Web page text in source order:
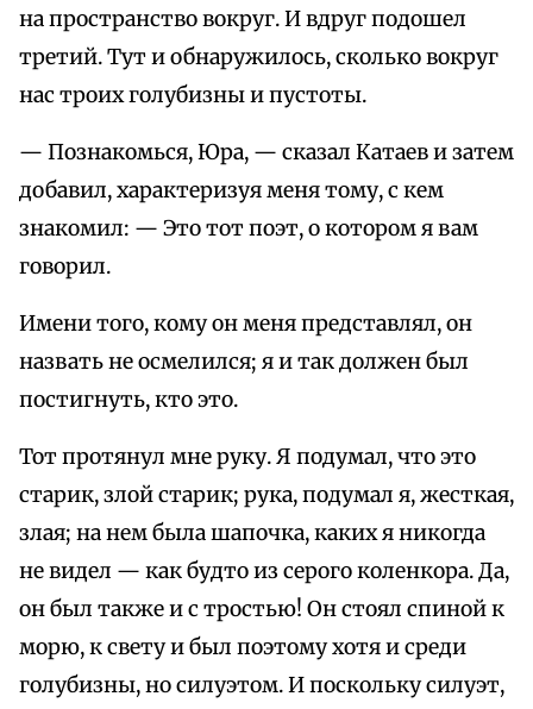
на пространство вокруг. И вдруг подошел
третий. Тут и обнаружилось, сколько вокруг
нас троих голубизны и пустоты.
— Познакомься, Юра, — сказал Катаев и затем
добавил, характеризуя меня тому, с кем
знакомил: — Это тот поэт, о котором я вам
говорил.
Имени того, кому он меня представлял, он
назвать не осмелился; я и так должен был
постигнуть, кто это.
Тот протянул мне руку. Я подумал, что это
старик, злой старик; рука, подумал я, жесткая,
злая; на нем была шапочка, каких я никогда
не видел — как будто из серого коленкора. Да,
он был также и с тростью! Он стоял спиной к
морю, к свету и был поэтому хотя и среди
голубизны, но силуэтом. И поскольку силуэт,